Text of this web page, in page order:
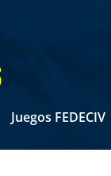
Juegos FEDECIV